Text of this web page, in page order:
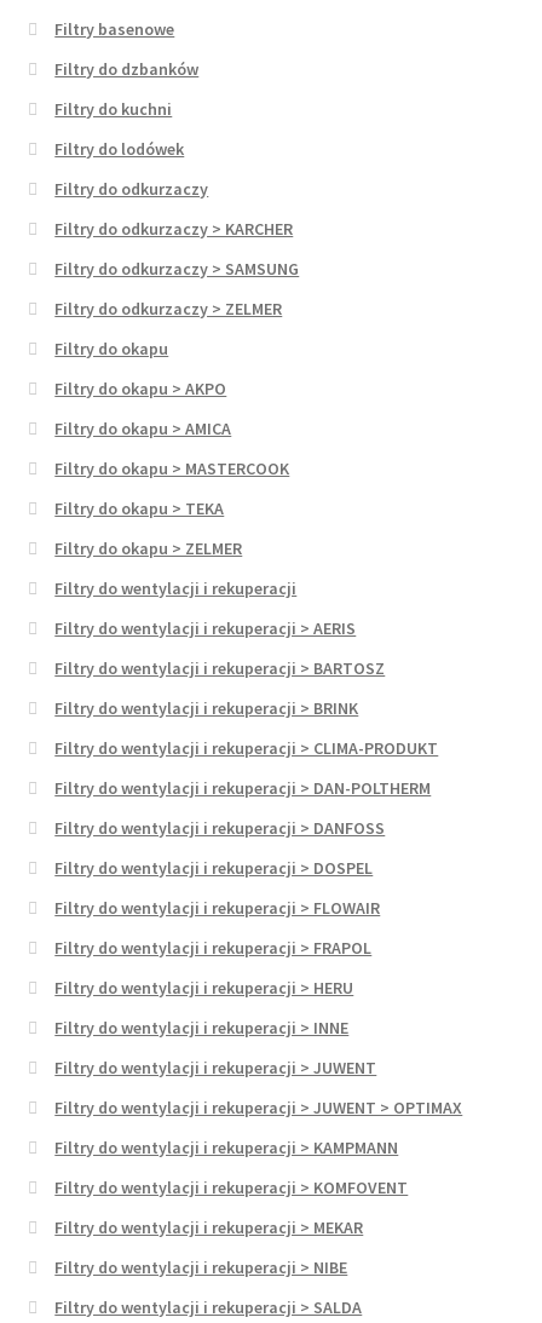
Filtry basenowe
Filtry do dzbanków
Filtry do kuchni
Filtry do lodówek
Filtry do odkurzaczy
Filtry do odkurzaczy > KARCHER
Filtry do odkurzaczy > SAMSUNG
Filtry do odkurzaczy > ZELMER
Filtry do okapu
Filtry do okapu > AKPO
Filtry do okapu > AMICA
Filtry do okapu > MASTERCOOK
Filtry do okapu > TEKA
Filtry do okapu > ZELMER
Filtry do wentylacji i rekuperacji
Filtry do wentylacji i rekuperacji > AERIS
Filtry do wentylacji i rekuperacji > BARTOSZ
Filtry do wentylacji i rekuperacji > BRINK
Filtry do wentylacji i rekuperacji > CLIMA-PRODUKT
Filtry do wentylacji i rekuperacji > DAN-POLTHERM
Filtry do wentylacji i rekuperacji > DANFOSS
Filtry do wentylacji i rekuperacji > DOSPEL
Filtry do wentylacji i rekuperacji > FLOWAIR
Filtry do wentylacji i rekuperacji > FRAPOL
Filtry do wentylacji i rekuperacji > HERU
Filtry do wentylacji i rekuperacji > INNE
Filtry do wentylacji i rekuperacji > JUWENT
Filtry do wentylacji i rekuperacji > JUWENT > OPTIMAX
Filtry do wentylacji i rekuperacji > KAMPMANN
Filtry do wentylacji i rekuperacji > KOMFOVENT
Filtry do wentylacji i rekuperacji > MEKAR
Filtry do wentylacji i rekuperacji > NIBE
Filtry do wentylacji i rekuperacji > SALDA